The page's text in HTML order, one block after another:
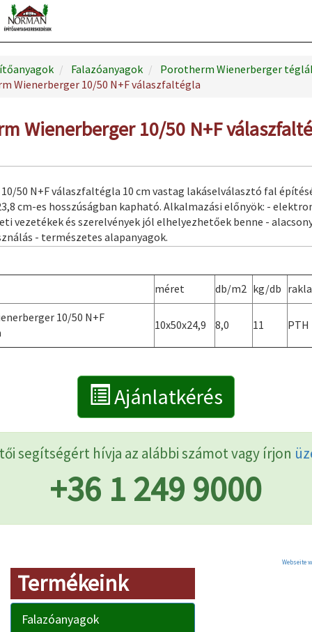
Falazóanyagok
Porotherm Wienerberger
Wienerberger 10/50 N+F válaszfaltégla
Wienerberger 10/50 N+F
50 N+F válaszfaltégla 10 cm vastag lakáselválasztó fal
cm-es hosszúságban kapható. Alkalmazási előnyök: -
vezetékek és szerelvények jól elhelyezhetőek benne -
- természetes alapanyagok.
méret db/m2 kg/db
10/50 N+F
10x50x24,9 8,0 11 PTH
Ajánlatkérés
segítségért hívja az alábbi számot vagy írjon
+36 1 249 9000
Webseite
Termékeink
Falazóanyagok